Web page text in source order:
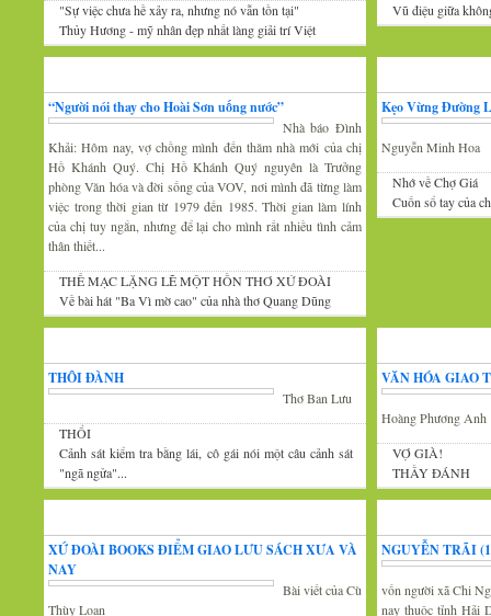
"Sự việc chưa hề xảy ra, nhưng nó vẫn tồn tại"
Thủy Hương - mỹ nhân đẹp nhất làng giải trí Việt
Vũ điệu giữa
“Người nói thay cho Hoài Sơn uống nước”
Nhà báo Đình
Khải: Hôm nay, vợ chồng mình đến thăm nhà mới của chị
Hồ Khánh Quý. Chị Hồ Khánh Quý nguyên là Trưởng
phòng Văn hóa và đời sống của VOV, nơi mình đã từng làm
việc trong thời gian từ 1979 đến 1985. Thời gian làm lính
của chị tuy ngắn, nhưng để lại cho mình rất nhiều tình cảm
thân thiết...
THẾ MẠC LẶNG LẼ MỘT HỒN THƠ XỨ ĐOÀI
Về bài hát "Ba Vì mờ cao" của nhà thơ Quang Dũng
Kẹo Vừng Đường
Nguyễn Minh Hoa
Nhớ về Chợ Giá
Cuốn sổ tay của
THÔI ĐÀNH
Thơ Ban Lưu
THỔI
Cảnh sát kiểm tra bằng lái, cô gái nói một câu cảnh sát
"ngã ngửa"...
VĂN HÓA GIAO
Hoàng Phương Anh
VỢ GIÀ!
THẦY ĐÁNH
XỨ ĐOÀI BOOKS ĐIỂM GIAO LƯU SÁCH XƯA VÀ
NAY
Bài viết của Cù
Thùy Loan
NGUYỄN TRÃI
vốn người xã Chi
nay thuộc tỉnh Hải